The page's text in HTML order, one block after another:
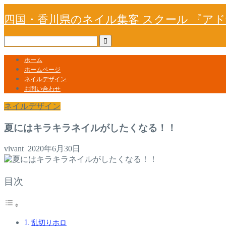
四国・香川県のネイル集客 スクール 『ア
ホーム
ホームページ
ネイルデザイン
お問い合わせ
ネイルデザイン
夏にはキラキラネイルがしたくなる！！
vivant 2020年6月30日
目次
乱切りホロ